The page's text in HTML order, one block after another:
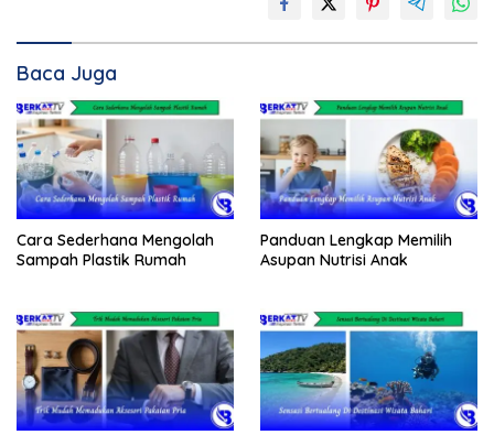
Baca Juga
Cara Sederhana Mengolah
Sampah Plastik Rumah
Panduan Lengkap Memilih
Asupan Nutrisi Anak